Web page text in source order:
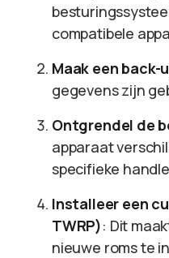
compatibele
Maak een back-
gegevens zijn
Ontgrendel de
apparaat
specifieke
Installeer een
TWRP): Dit
nieuwe roms te